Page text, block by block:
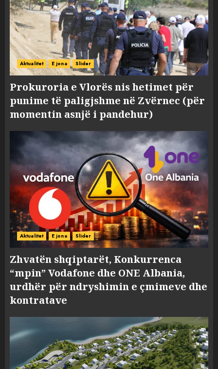
Aktualitet E jona Slider
Prokuroria e Vlorës nis hetimet për
punime të paligjshme në Zvërnec (për
momentin asnjë i pandehur)
Aktualitet E jona Slider
Zhvatën shqiptarët, Konkurrenca
“mpin” Vodafone dhe ONE Albania,
urdhër për ndryshimin e çmimeve dhe
kontratave